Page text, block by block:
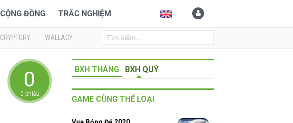
CỘNG ĐỒNG TRẮC NGHIỆM
CRYPTORY WALLACY
0
0 phiếu
BXH THÁNG BXH QUÝ
GAME CÙNG THỂ LOẠI